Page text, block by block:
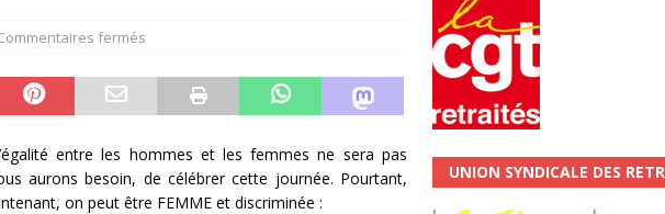
] Mutuelle : encore des changements et…. des augmentations pour les salariéS !!!
2025 ] La Poste -Projet de développement de la Direction Commerciale DDCE/Télévente :
2025 ] La Poste – Activités Sociales et Culturelles : Un droit, pas un cadeau !
SECTEUR
fermés
entre les hommes et les femmes ne sera pas
aurons besoin, de célébrer cette journée. Pourtant,
on peut être FEMME et discriminée :
UNION SYNDICALE DES